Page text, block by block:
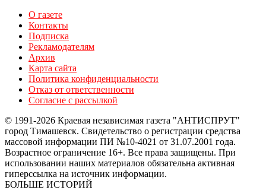
О газете
Контакты
Подписка
Рекламодателям
Архив
Карта сайта
Политика конфиденциальности
Отказ от ответственности
Согласие с рассылкой
© 1991-2026 Краевая независимая газета "АНТИСПРУТ"
город Тимашевск. Свидетельство о регистрации средства
массовой информации ПИ №10-4021 от 31.07.2001 года.
Возрастное ограничение 16+. Все права защищены. При
использовании наших материалов обязательна активная
гиперссылка на источник информации.
БОЛЬШЕ ИСТОРИЙ